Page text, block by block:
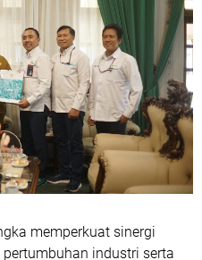
memperkuat sinergi
industri serta